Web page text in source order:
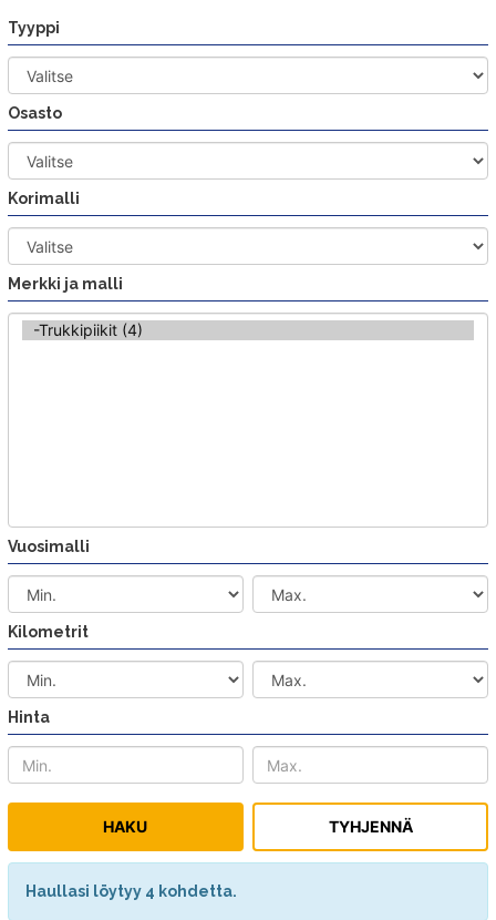
sisältöön
Tyyppi
Osasto
Korimalli
Merkki ja malli
Vuosimalli
Kilometrit
Hinta
Haullasi löytyy 4 kohdetta.